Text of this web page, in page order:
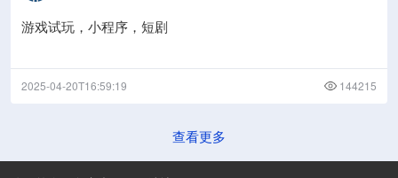
游戏试玩，小程序，短剧
2025-04-20T16:59:19 144215
查看更多